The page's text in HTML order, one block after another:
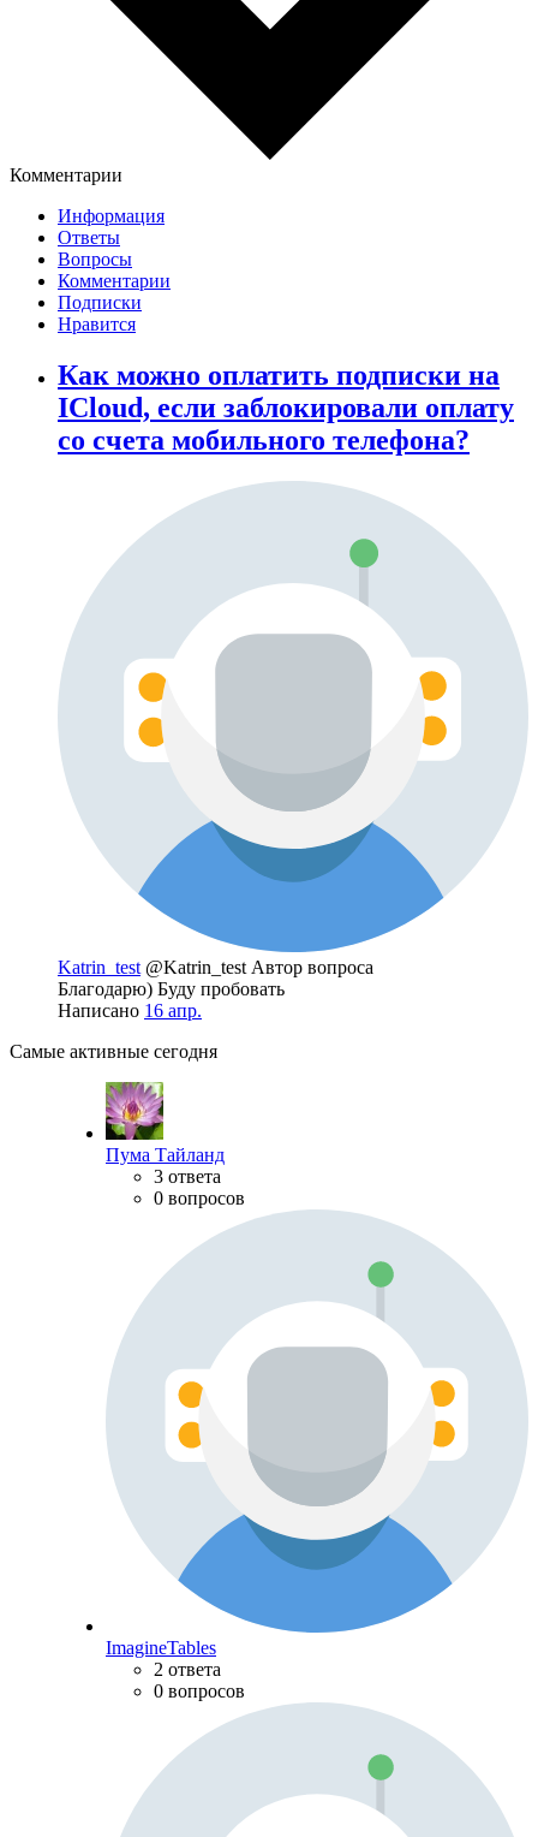
Комментарии
Информация
Ответы
Вопросы
Комментарии
Подписки
Нравится
Как можно оплатить подписки на
ICloud, если заблокировали оплату
со счета мобильного телефона?
Katrin_test @Katrin_test Автор вопроса
Благодарю) Буду пробовать
Написано 16 апр.
Самые активные сегодня
Пума Тайланд
3 ответа
0 вопросов
ImagineTables
2 ответа
0 вопросов